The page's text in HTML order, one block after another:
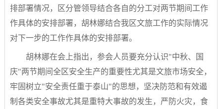
排部署情况，区分管领导结合各自的分工对两节期间工作
作具体的安排部署，胡林娜结合我区文旅工作的实际情况
对下一步的工作作具体的安排部署。
胡林娜在会上指出，参会人员要充分认识"中秋、国
庆"两节期间全区安全生产的重要性尤其是文旅市场安全，
牢固树立"安全责任重于泰山"的思想，坚决防范和有效遏
制各类安全事故尤其是重特大事故的发生，严防火灾，食